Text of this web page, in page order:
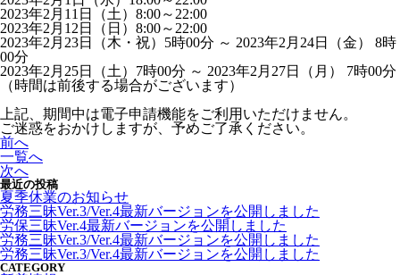
2023年2月11日（土）8:00～22:00
2023年2月12日（日）8:00～22:00
2023年2月23日（木・祝）5時00分 ～ 2023年2月24日（金） 8時
00分
2023年2月25日（土）7時00分 ～ 2023年2月27日（月） 7時00分
（時間は前後する場合がございます）
上記、期間中は電子申請機能をご利用いただけません。
ご迷惑をおかけしますが、予めご了承ください。
前へ
一覧へ
次へ
最近の投稿
夏季休業のお知らせ
労務三昧Ver.3/Ver.4最新バージョンを公開しました
労保三昧Ver.4最新バージョンを公開しました
労務三昧Ver.3/Ver.4最新バージョンを公開しました
労務三昧Ver.3/Ver.4最新バージョンを公開しました
CATEGORY